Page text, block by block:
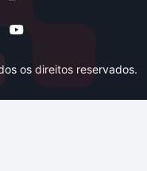
os direitos reservados.